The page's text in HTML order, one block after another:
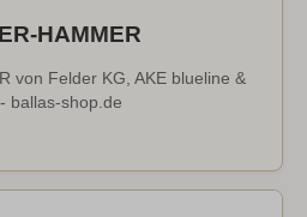
HAMMER
von Felder KG, AKE blueline &
ballas-shop.de